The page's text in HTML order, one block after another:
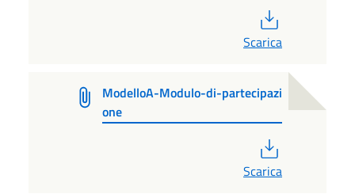
Scarica
ModelloA-Modulo-di-partecipazi
one
Scarica